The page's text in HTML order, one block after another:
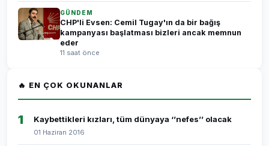
GÜNDEM
CHP'li Evsen: Cemil Tugay'ın da bir bağış
kampanyası başlatması bizleri ancak memnun
eder
11 saat önce
🔥 EN ÇOK OKUNANLAR
1 Kaybettikleri kızları, tüm dünyaya ‘’nefes’’ olacak
01 Haziran 2016